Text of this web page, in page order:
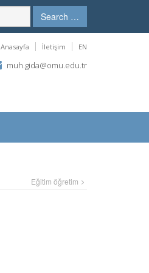
Search …
Anasayfa İletişim EN
muh.gida@omu.edu.tr
Eğitim öğretim